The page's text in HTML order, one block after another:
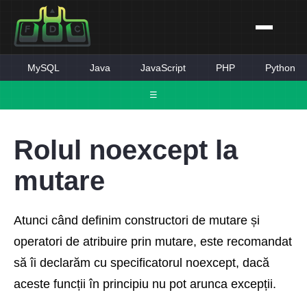
☰
MySQL Java JavaScript PHP Python
Rolul noexcept la
mutare
Atunci când definim constructori de mutare și
operatori de atribuire prin mutare, este recomandat
să îi declarăm cu specificatorul noexcept, dacă
aceste funcții în principiu nu pot arunca excepții.